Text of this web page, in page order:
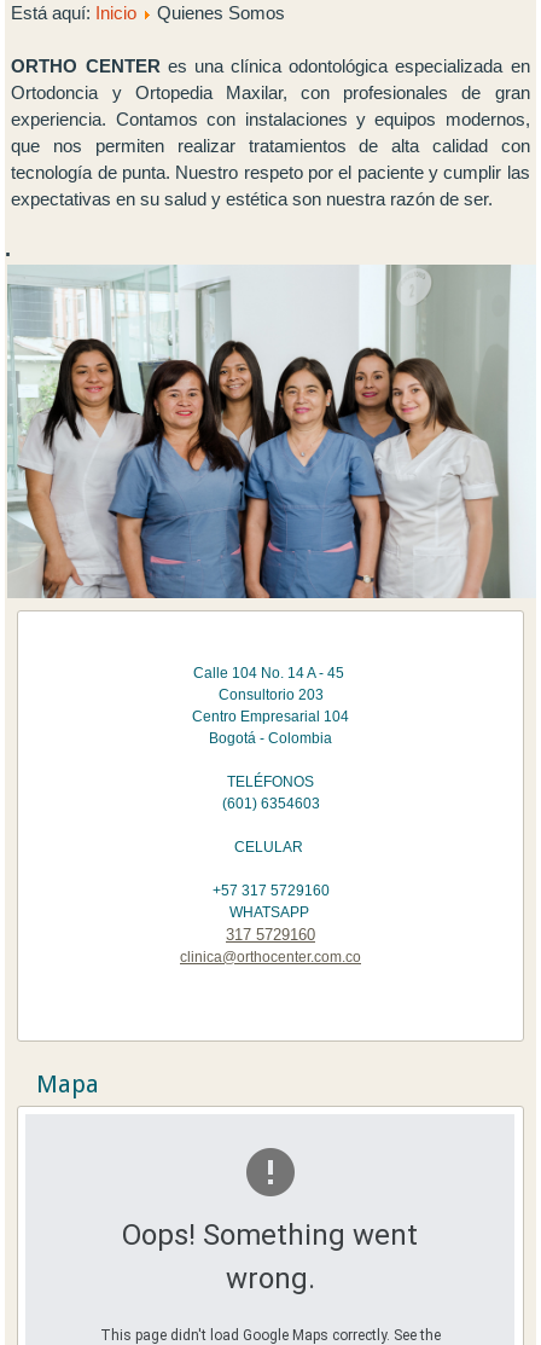
Está aquí: Inicio Quienes Somos
ORTHO CENTERes una clínica odontológica especializada en
Ortodoncia y Ortopedia Maxilar, con profesionales de gran
experiencia. Contamos con instalaciones y equipos modernos,
que nos permiten realizar tratamientos de alta calidad con
tecnología de punta. Nuestro respeto por el paciente y cumplir las
expectativas en su salud y estética son nuestra razón de ser.
.
Calle 104 No. 14 A - 45
Consultorio 203
Centro Empresarial 104
Bogotá - Colombia
TELÉFONOS
(601) 6354603
CELULAR
+57 317 5729160
WHATSAPP
317 5729160
clinica@orthocenter.com.co
Mapa
Oops! Something went
wrong.
This page didn't load Google Maps correctly. See the